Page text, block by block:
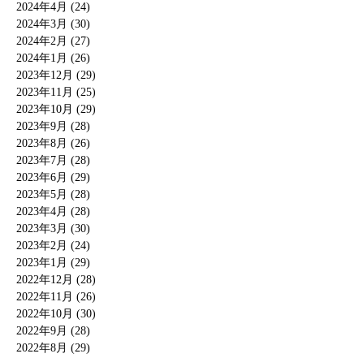
2024年4月 (24)
2024年3月 (30)
2024年2月 (27)
2024年1月 (26)
2023年12月 (29)
2023年11月 (25)
2023年10月 (29)
2023年9月 (28)
2023年8月 (26)
2023年7月 (28)
2023年6月 (29)
2023年5月 (28)
2023年4月 (28)
2023年3月 (30)
2023年2月 (24)
2023年1月 (29)
2022年12月 (28)
2022年11月 (26)
2022年10月 (30)
2022年9月 (28)
2022年8月 (29)